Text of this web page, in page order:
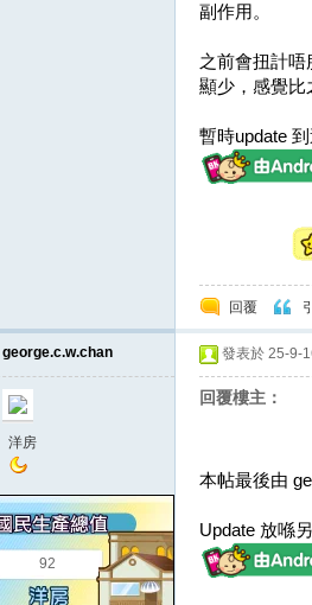
副作用。
之前會扭計
顯少，感覺比
暫時update
回覆
george.c.w.chan
洋房
92
發表於 25-9-
回覆樓主：
本帖最後由
Update 放喺